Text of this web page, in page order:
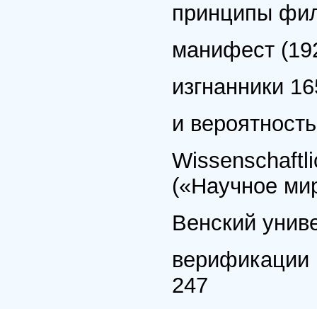
принципы
манифест
изгнанники
и
(«Научное
Венский
верификации
247